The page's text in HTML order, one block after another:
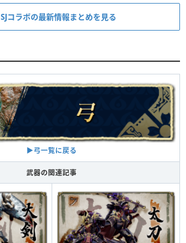
コラボの最新情報まとめを見る
▶︎弓一覧に戻る
武器の関連記事